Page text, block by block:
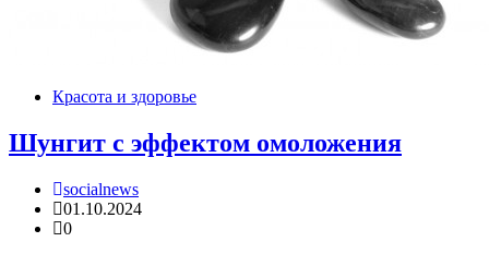
Красота и здоровье
Шунгит с эффектом омоложения
socialnews
01.10.2024
0